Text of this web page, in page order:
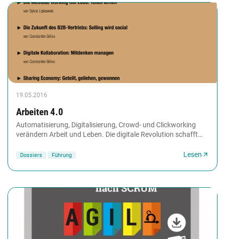
19.05.2016
Arbeiten 4.0
Automatisierung, Digitalisierung, Crowd- und Clickworking
verändern Arbeit und Leben. Die digitale Revolution schafft
Dossiers Führung Lesen